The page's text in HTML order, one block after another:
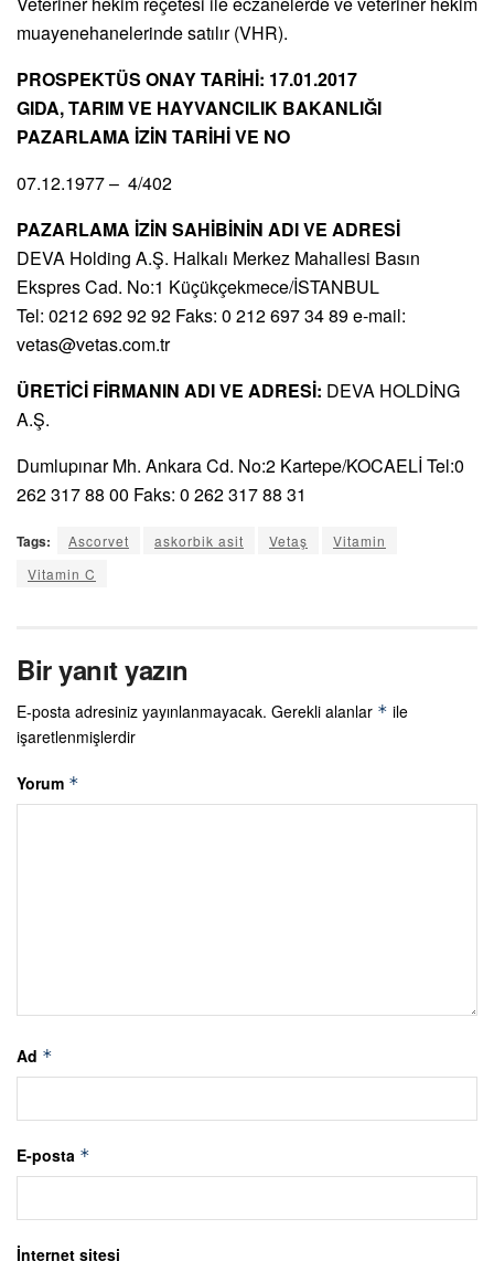
muayenehanelerinde satılır (VHR).
PROSPEKTÜS ONAY TARİHİ: 17.01.2017
GIDA, TARIM VE HAYVANCILIK BAKANLIĞI
PAZARLAMA İZİN TARİHİ VE NO
07.12.1977 – 4/402
PAZARLAMA İZİN SAHİBİNİN ADI VE ADRESİ
DEVA Holding A.Ş. Halkalı Merkez Mahallesi Basın
Ekspres Cad. No:1 Küçükçekmece/İSTANBUL
Tel: 0212 692 92 92 Faks: 0 212 697 34 89 e-mail:
vetas@vetas.com.tr
ÜRETİCİ FİRMANIN ADI VE ADRESİ: DEVA HOLDİNG
A.Ş.
Dumlupınar Mh. Ankara Cd. No:2 Kartepe/KOCAELİ Tel:0
262 317 88 00 Faks: 0 262 317 88 31
Tags: Ascorvet askorbik asit Vetaş
Vitamin
Vitamin C
Bir yanıt yazın
E-posta adresiniz yayınlanmayacak. Gerekli alanlar * ile
işaretlenmişlerdir
Yorum *
Ad *
E-posta *
İnternet sitesi